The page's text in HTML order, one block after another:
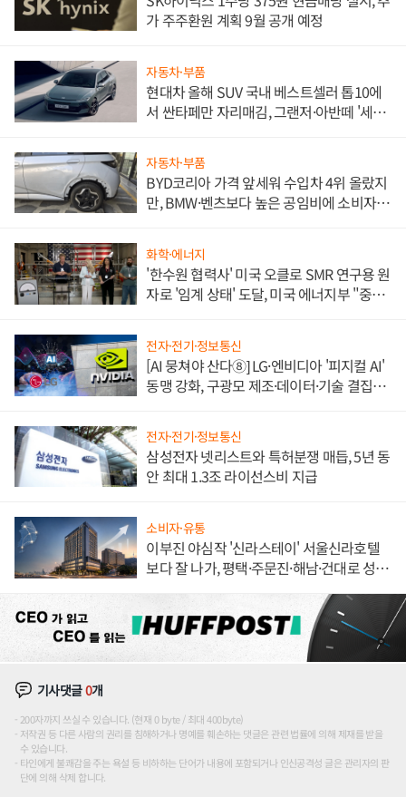
가 주주환원 계획 9월 공개 예정
자동차·부품
현대차 올해 SUV 국내 베스트셀러 톱10에
서 싼타페만 자리매김, 그랜저·아반떼 '세단
자동차·부품
BYD코리아 가격 앞세워 수입차 4위 올랐지
만, BMW·벤츠보다 높은 공임비에 소비자
화학·에너지
'한수원 협력사' 미국 오클로 SMR 연구용 원
자로 '임계 상태' 도달, 미국 에너지부 "중요
전자·전기·정보통신
[AI 뭉쳐야 산다⑧] LG·엔비디아 '피지컬 AI'
동맹 강화, 구광모 제조·데이터·기술 결집
전자·전기·정보통신
삼성전자 넷리스트와 특허분쟁 매듭, 5년 동
안 최대 1.3조 라이선스비 지급
소비자·유통
이부진 야심작 '신라스테이' 서울신라호텔
보다 잘 나가, 평택·주문진·해남·건대로 성
기사댓글0개
200자까지 쓰실 수 있습니다. (현재 0 byte / 최대 400byte)
저작권 등 다른 사람의 권리를 침해하거나 명예를 훼손하는 댓글은 관련 법률에 의해 제재를 받을
수 있습니다.
타인에게 불쾌감을 주는 욕설 등 비하하는 단어가 내용에 포함되거나 인신공격성 글은 관리자의 판
단에 의해 삭제 합니다.